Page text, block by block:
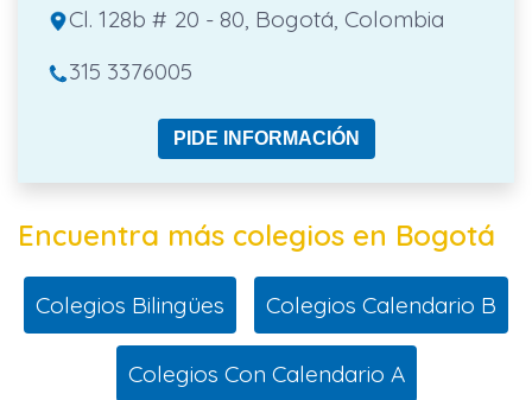
Cl. 128b # 20 - 80, Bogotá, Colombia
315 3376005
PIDE INFORMACIÓN
Encuentra más colegios en Bogotá
Colegios Bilingües Colegios Calendario B
Colegios Con Calendario A